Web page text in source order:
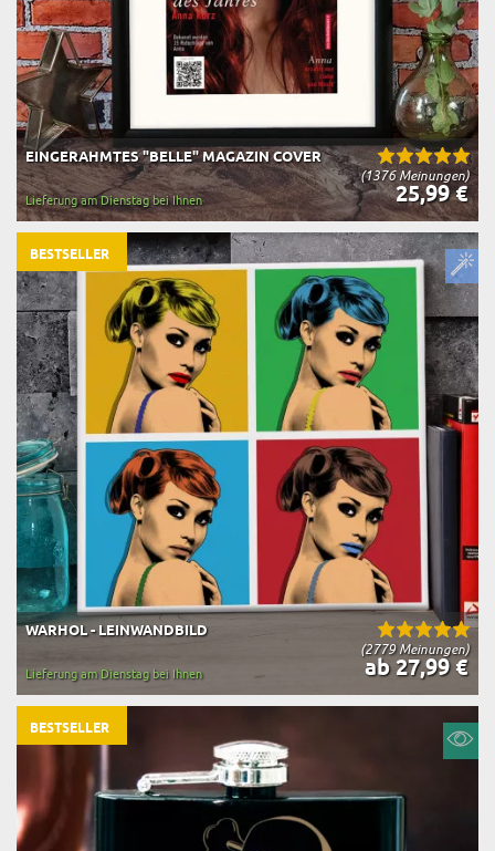
(1376 Meinungen)
EINGERAHMTES "BELLE" MAGAZIN COVER
25,99 €
Lieferung am Dienstag bei Ihnen
(2779 Meinungen)
WARHOL - LEINWANDBILD
ab 27,99 €
Lieferung am Dienstag bei Ihnen
BESTSELLER
BESTSELLER